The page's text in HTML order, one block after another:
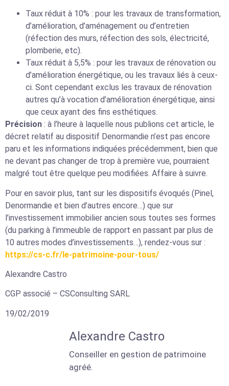
Taux réduit à 10% : pour les travaux de transformation,
d’amélioration, d’aménagement ou d’entretien
(réfection des murs, réfection des sols, électricité,
plomberie, etc).
Taux réduit à 5,5% : pour les travaux de rénovation ou
d’amélioration énergétique, ou les travaux liés à ceux-
ci. Sont cependant exclus les travaux de rénovation
autres qu’à vocation d’amélioration énergétique, ainsi
que ceux ayant des fins esthétiques.
Précision : à l’heure à laquelle nous publions cet article, le
décret relatif au dispositif Denormandie n’est pas encore
paru et les informations indiquées précédemment, bien que
ne devant pas changer de trop à première vue, pourraient
malgré tout être quelque peu modifiées. Affaire à suivre.
Pour en savoir plus, tant sur les dispositifs évoqués (Pinel,
Denormandie et bien d’autres encore…) que sur
l’investissement immobilier ancien sous toutes ses formes
(du parking à l’immeuble de rapport en passant par plus de
10 autres modes d’investissements…), rendez-vous sur :
https://cs-c.fr/le-patrimoine-pour-tous/
Alexandre Castro
CGP associé – CSConsulting SARL
19/02/2019
Alexandre Castro
Conseiller en gestion de patrimoine
agréé.